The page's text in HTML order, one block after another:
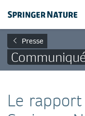
Presse
Le